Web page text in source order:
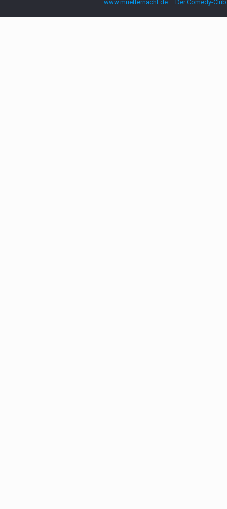
www.muetternacht.de – Der Comedy-Club